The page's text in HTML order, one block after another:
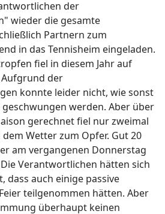
der
wieder die gesamte
Partnern zum
in das Tennisheim eingeladen.
fiel in diesem Jahr auf
der
konnte leider nicht, wie sonst
werden. Aber über
gerechnet fiel nur zweimal
Wetter zum Opfer. Gut 20
am vergangenen Donnerstag
Verantwortlichen hätten sich
dass auch einige passive
teilgenommen hätten. Aber
überhaupt keinen